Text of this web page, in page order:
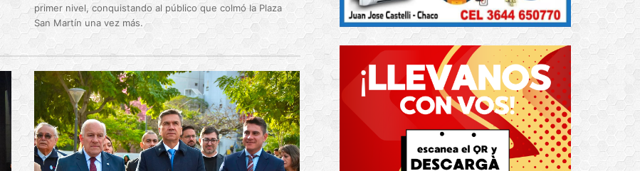
primer nivel, conquistando al público que colmó la Plaza
San Martín una vez más.